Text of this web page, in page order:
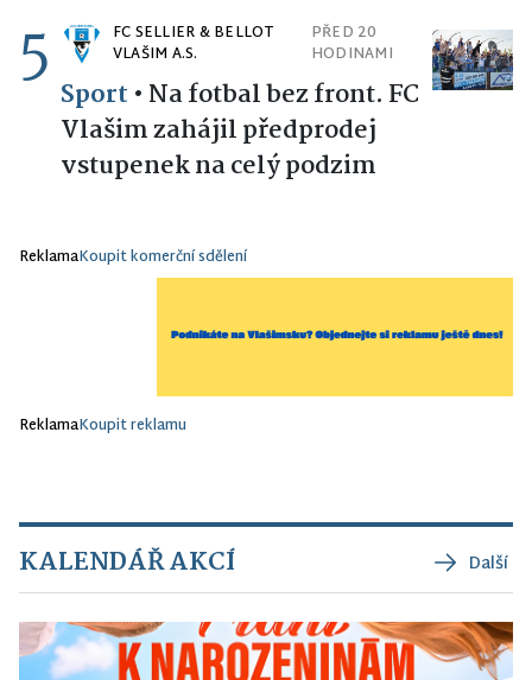
5
FC SELLIER & BELLOT
VLAŠIM A.S.
PŘED 20
HODINAMI
Sport • Na fotbal bez front. FC
Vlašim zahájil předprodej
vstupenek na celý podzim
ReklamaKoupit komerční sdělení
ReklamaKoupit reklamu
KALENDÁŘ AKCÍ Další